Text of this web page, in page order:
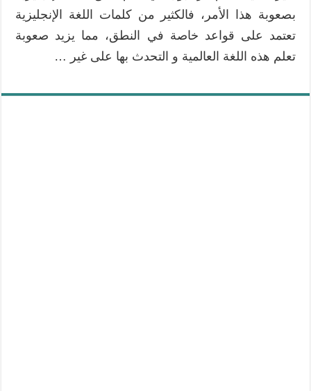
بصعوبة هذا الأمر، فالكثير من كلمات اللغة الإنجليزية
تعتمد على قواعد خاصة في النطق، مما يزيد صعوبة
تعلم هذه اللغة العالمية و التحدث بها على غير …